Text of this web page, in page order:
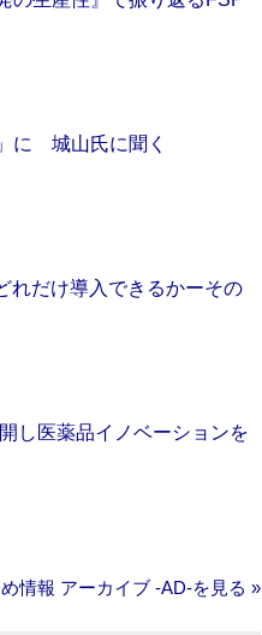
に 城山氏に聞く
れだけ導入できるかーその
し医薬品イノベーションを
情報 アーカイブ ‐AD‐を見る »